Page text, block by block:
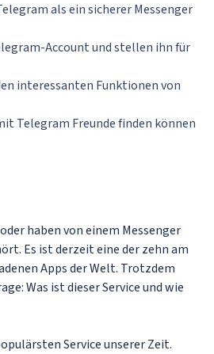
als ein sicherer Messenger
Account und stellen ihn für
interessanten Funktionen von
Telegram Freunde finden können
haben von einem Messenger
Es ist derzeit eine der zehn am
Apps der Welt. Trotzdem
Was ist dieser Service und wie
Service unserer Zeit.